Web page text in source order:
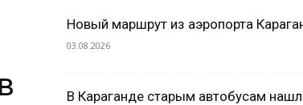
Новый маршрут из аэропорта
03.08.2026
В Караганде старым автобусам